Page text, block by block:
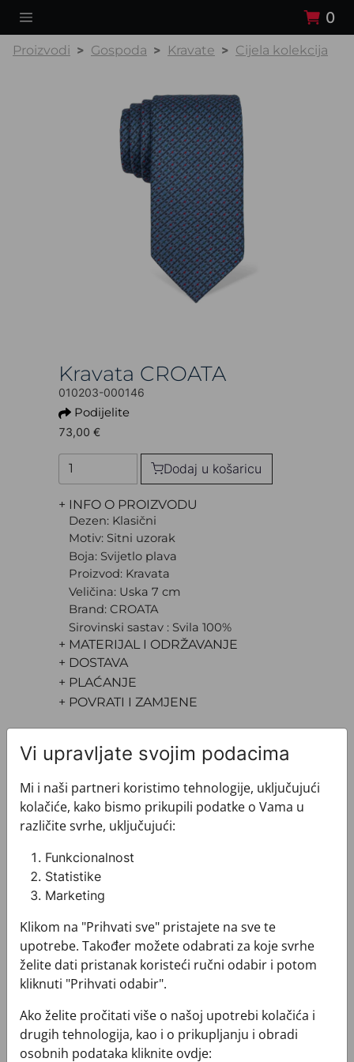
0
Proizvodi Gospoda Kravate Cijela kolekcija
Kravata CROATA
010203-000146
Podijelite
73,00 €
Dodaj u košaricu
+ INFO O PROIZVODU
Dezen: Klasični
Motiv: Sitni uzorak
Boja: Svijetlo plava
Proizvod: Kravata
Veličina: Uska 7 cm
Brand: CROATA
Sirovinski sastav : Svila 100%
+ MATERIJAL I ODRŽAVANJE
+ DOSTAVA
+ PLAĆANJE
+ POVRATI I ZAMJENE
Pogledajte i ovo
Vi upravljate svojim podacima
Mi i naši partneri koristimo tehnologije, uključujući
kolačiće, kako bismo prikupili podatke o Vama u
različite svrhe, uključujući:
Funkcionalnost
Statistike
Marketing
Klikom na "Prihvati sve" pristajete na sve te
upotrebe. Također možete odabrati za koje svrhe
želite dati pristanak koristeći ručni odabir i potom
kliknuti "Prihvati odabir".
Ako želite pročitati više o našoj upotrebi kolačića i
drugih tehnologija, kao i o prikupljanju i obradi
osobnih podataka kliknite ovdje: